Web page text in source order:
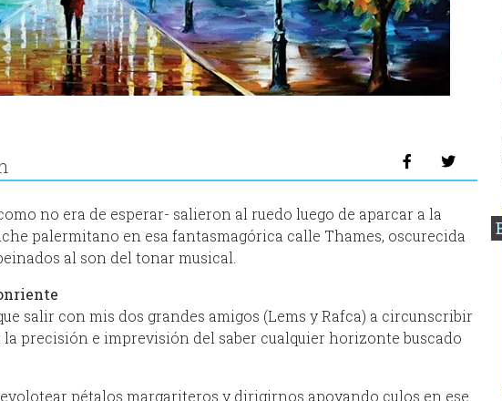
no era de esperar- salieron al ruedo luego de aparcar a la
palermitano en esa fantasmagórica calle Thames, oscurecida
al son del tonar musical.
salir con mis dos grandes amigos (Lems y Rafca) a circunscribir
la precisión e imprevisión del saber cualquier horizonte buscado
pétalos margariteros y dirigirnos apoyando culos en ese